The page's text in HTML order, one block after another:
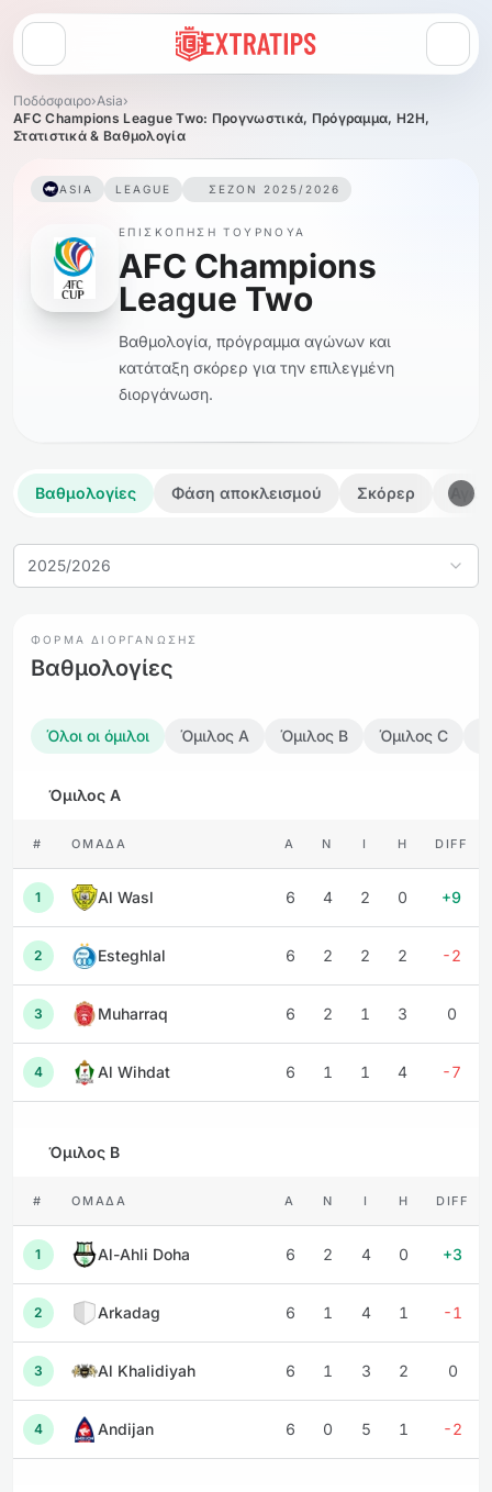
Άνοιγμα μενού
Ποδόσφαιρο›Asia›
AFC Champions League Two: Προγνωστικά, Πρόγραμμα, H2H,
Στατιστικά & Βαθμολογία
ASIA LEAGUE ΣΕΖΌΝ 2025/2026
ΕΠΙΣΚΌΠΗΣΗ ΤΟΥΡΝΟΥΆ
AFC Champions
League Two
Βαθμολογία, πρόγραμμα αγώνων και
κατάταξη σκόρερ για την επιλεγμένη
διοργάνωση.
Βαθμολογίες Φάση αποκλεισμού Σκόρερ
2025/2026
ΦΌΡΜΑ ΔΙΟΡΓΆΝΩΣΗΣ
Βαθμολογίες
Όλοι οι όμιλοι Όμιλος A Όμιλος B Όμιλος C
Όμιλος A
# ΟΜΆΔΑ Α Ν Ι Η DIFF
1 Al Wasl 6 4 2 0 +9
2 Esteghlal 6 2 2 2 -2
3 Muharraq 6 2 1 3 0
4 Al Wihdat 6 1 1 4 -7
Όμιλος B
# ΟΜΆΔΑ Α Ν Ι Η DIFF
1 Al-Ahli Doha 6 2 4 0 +3
2 Arkadag 6 1 4 1 -1
3 Al Khalidiyah 6 1 3 2 0
4 Andijan 6 0 5 1 -2